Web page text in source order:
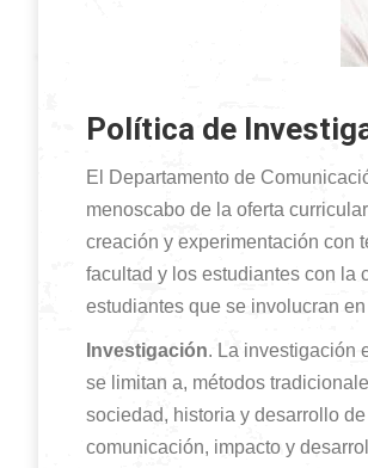
Política de
El Departamento de
menoscabo de la oferta
creación y experimentación con
facultad y los estudiantes con la
estudiantes que se involucran
Investigación. La investigación
se limitan a, métodos
sociedad, historia y desarrollo
comunicación, impacto y